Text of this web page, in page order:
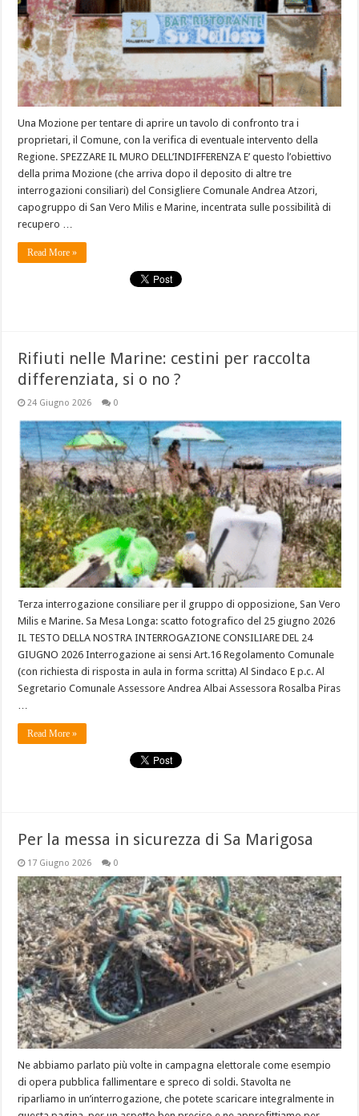
Una Mozione per tentare di aprire un tavolo di confronto tra i
proprietari, il Comune, con la verifica di eventuale intervento della
Regione. SPEZZARE IL MURO DELL’INDIFFERENZA E’ questo l’obiettivo
della prima Mozione (che arriva dopo il deposito di altre tre
interrogazioni consiliari) del Consigliere Comunale Andrea Atzori,
capogruppo di San Vero Milis e Marine, incentrata sulle possibilità di
recupero …
Read More »
Rifiuti nelle Marine: cestini per raccolta
differenziata, si o no ?
24 Giugno 2026 0
Terza interrogazione consiliare per il gruppo di opposizione, San Vero
Milis e Marine. Sa Mesa Longa: scatto fotografico del 25 giugno 2026
IL TESTO DELLA NOSTRA INTERROGAZIONE CONSILIARE DEL 24
GIUGNO 2026 Interrogazione ai sensi Art.16 Regolamento Comunale
(con richiesta di risposta in aula in forma scritta) Al Sindaco E p.c. Al
Segretario Comunale Assessore Andrea Albai Assessora Rosalba Piras
…
Read More »
Per la messa in sicurezza di Sa Marigosa
17 Giugno 2026 0
Ne abbiamo parlato più volte in campagna elettorale come esempio
di opera pubblica fallimentare e spreco di soldi. Stavolta ne
riparliamo in un’interrogazione, che potete scaricare integralmente in